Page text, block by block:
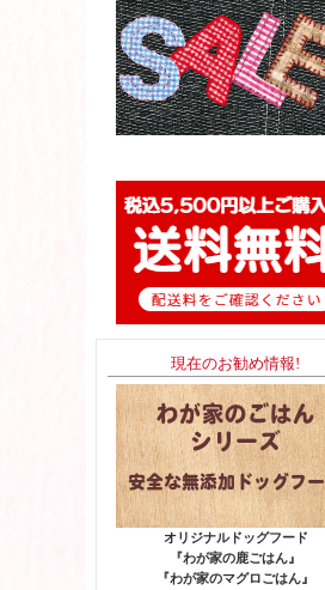
現在のお勧め情報!
オリジナルドッグフード
『わが家の鹿ごはん』
『わが家のマグロごはん』